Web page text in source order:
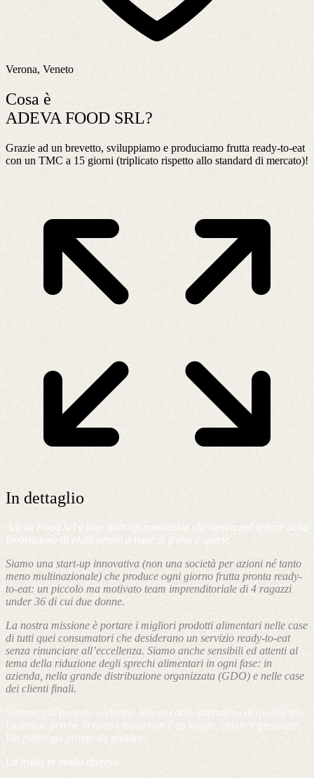
Verona, Veneto
Cosa è
ADEVA FOOD SRL?
Grazie ad un brevetto, sviluppiamo e produciamo frutta ready-to-eat
con un TMC a 15 giorni (triplicato rispetto allo standard di mercato)!
In dettaglio
Adeva Food Srl è una start-up innovativa che opera nel settore della
lavorazione di piatti pronti a base di frutta e spezie.
Siamo una start-up innovativa (non una società per azioni né tanto
meno multinazionale) che produce ogni giorno frutta pronta ready-
to-eat: un piccolo ma motivato team imprenditoriale di 4 ragazzi
under 36 di cui due donne.
La nostra missione è portare i migliori prodotti alimentari nelle case
di tutti quei consumatori che desiderano un servizio ready-to-eat
senza rinunciare all’eccellenza. Siamo anche sensibili ed attenti al
tema della riduzione degli sprechi alimentari in ogni fase: in
azienda, nella grande distribuzione organizzata (GDO) e nelle case
dei clienti finali.
Sempre più persone scelgono Adeva come alternativa di qualità alla
I gamma, perché la nostra frutta non è da lavare, pelare e preparare.
Un piatto già pronto da gustare!
La frutta in modo diverso